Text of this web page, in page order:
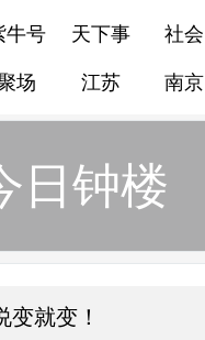
牛号 天下事 社会
场 江苏 南京
日钟楼
就变！